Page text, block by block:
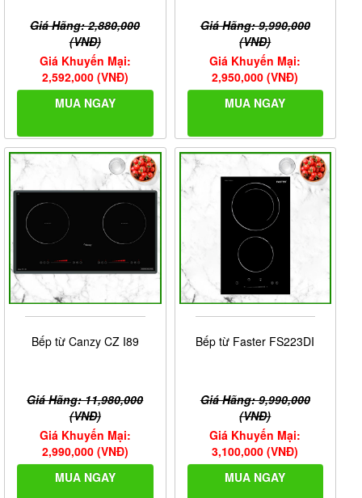
Giá Hãng: 2,880,000
(VNĐ)
Giá Khuyến Mại:
2,592,000 (VNĐ)
MUA NGAY
Giá Hãng: 9,990,000
(VNĐ)
Giá Khuyến Mại:
2,950,000 (VNĐ)
MUA NGAY
Bếp từ Canzy CZ I89
Giá Hãng: 11,980,000
(VNĐ)
Giá Khuyến Mại:
2,990,000 (VNĐ)
MUA NGAY
Bếp từ Faster FS223DI
Giá Hãng: 9,990,000
(VNĐ)
Giá Khuyến Mại:
3,100,000 (VNĐ)
MUA NGAY